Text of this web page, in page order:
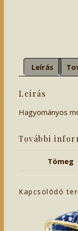
Leírás
Leírás
Hagyományos
További
Tömeg
Kapcsolódó